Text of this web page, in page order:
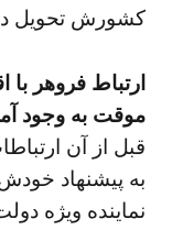
كشورش تحويل
ارتباط فروهر
موقت به وجود
قبل از آن
به پيشنهاد
نماينده ويژه